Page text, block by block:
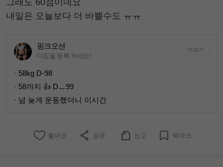
내일은 오늘보다 더 바쁠수도 ㅠㅠ
핑크오션
다짐을 등록 하세요!
더보기
· 58kg D-98
· 58까지 👍 Dㅡ99
· 넘 늦게 운동했더니 이시간
좋아요 공유 신고 북마크